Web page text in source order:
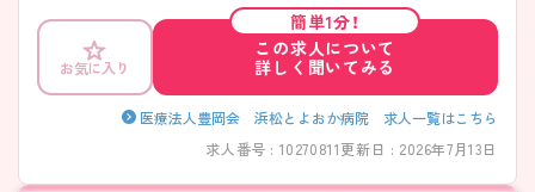
り、ライフステージに合わせて無理なく働き続けやすい環境です。安定
した働き方を大切にしたい方にぴったりの職場です。ご興味のある方に
は、面接対策ポイントなど、さらに詳細をお話しいたしますのでお気軽に
ご相談ください！ ――――――――――――――― ■ 日勤中心で無理
なく働ける♪ ――――――――――――――― 生活リズムを整えなが
ら働ける環境です。 ・「日勤帯のみ」で夜間対応なし ・年間休日115日でし
――――――――――――――― ■ 子育て世代も安心のサポート体制
――――――――――――――― ライフイベントと両立しやすい環境
お気に入り
簡単1分！
この求人について
詳しく聞いてみる
医療法人豊岡会 浜松とよおか病院 求人一覧はこちら
求人番号 : 10270811更新日 : 2026年7月13日